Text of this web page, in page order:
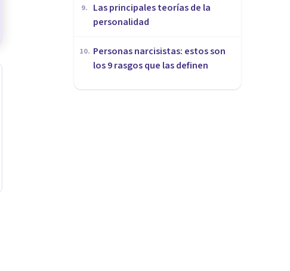
9.
Las principales teorías de la
personalidad
10. Personas narcisistas: estos son
los 9 rasgos que las definen